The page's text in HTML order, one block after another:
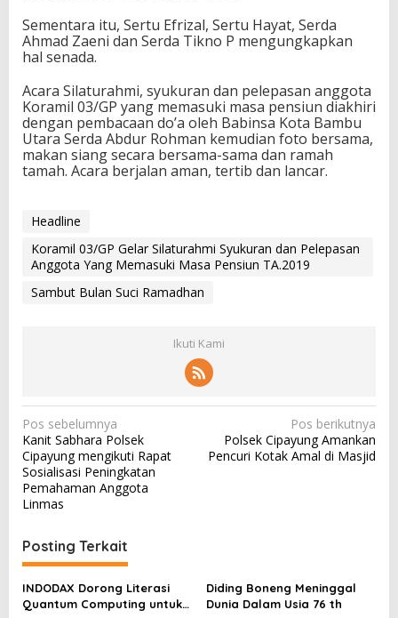
Sementara itu, Sertu Efrizal, Sertu Hayat, Serda
Ahmad Zaeni dan Serda Tikno P mengungkapkan
hal senada.
Acara Silaturahmi, syukuran dan pelepasan anggota
Koramil 03/GP yang memasuki masa pensiun diakhiri
dengan pembacaan do’a oleh Babinsa Kota Bambu
Utara Serda Abdur Rohman kemudian foto bersama,
makan siang secara bersama-sama dan ramah
tamah. Acara berjalan aman, tertib dan lancar.
Headline
Koramil 03/GP Gelar Silaturahmi Syukuran dan Pelepasan
Anggota Yang Memasuki Masa Pensiun TA.2019
Sambut Bulan Suci Ramadhan
Ikuti Kami
N
a
v
i
a
s
i
Pos sebelumnya
Kanit Sabhara Polsek
Cipayung mengikuti Rapat
Sosialisasi Peningkatan
Pemahaman Anggota
Linmas
Pos berikutnya
Polsek Cipayung Amankan
Pencuri Kotak Amal di Masjid
Posting Terkait
INDODAX Dorong Literasi
Quantum Computing untuk
Diding Boneng Meninggal
Dunia Dalam Usia 76 th